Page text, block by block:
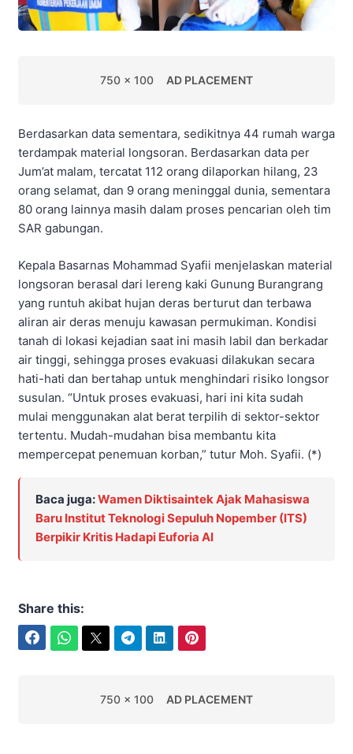
750 x 100 AD PLACEMENT
Berdasarkan data sementara, sedikitnya 44 rumah warga
terdampak material longsoran. Berdasarkan data per
Jum’at malam, tercatat 112 orang dilaporkan hilang, 23
orang selamat, dan 9 orang meninggal dunia, sementara
80 orang lainnya masih dalam proses pencarian oleh tim
SAR gabungan.
Kepala Basarnas Mohammad Syafii menjelaskan material
longsoran berasal dari lereng kaki Gunung Burangrang
yang runtuh akibat hujan deras berturut dan terbawa
aliran air deras menuju kawasan permukiman. Kondisi
tanah di lokasi kejadian saat ini masih labil dan berkadar
air tinggi, sehingga proses evakuasi dilakukan secara
hati-hati dan bertahap untuk menghindari risiko longsor
susulan. “Untuk proses evakuasi, hari ini kita sudah
mulai menggunakan alat berat terpilih di sektor-sektor
tertentu. Mudah-mudahan bisa membantu kita
mempercepat penemuan korban,” tutur Moh. Syafii. (*)
Baca juga:Wamen Diktisaintek Ajak Mahasiswa
Baru Institut Teknologi Sepuluh Nopember (ITS)
Berpikir Kritis Hadapi Euforia AI
Share this:
750 x 100 AD PLACEMENT